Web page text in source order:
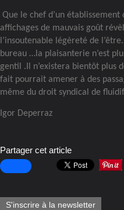
Que le chef d’un établissement
affichages de mauvais goût
l’insoutenable légèreté de
bureau …la plaisanterie n’est
gentil .Il n’existera bientôt plus
fait pourrait amener à des
même du droit syndical de
Igor Deperraz
Partager cet article
S'inscrire à la newsletter